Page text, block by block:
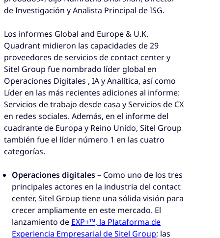
de Investigación y Analista Principal de ISG.
Los informes Global and Europe & U.K.
Quadrant midieron las capacidades de 29
proveedores de servicios de contact center y
Sitel Group fue nombrado líder global en
Operaciones Digitales , IA y Analítica, así como
Líder en las más recientes adiciones al informe:
Servicios de trabajo desde casa y Servicios de CX
en redes sociales. Además, en el informe del
cuadrante de Europa y Reino Unido, Sitel Group
también fue el líder número 1 en las cuatro
categorías.
Operaciones digitales– Como uno de los tres
principales actores en la industria del contact
center, Sitel Group tiene una sólida visión para
crecer ampliamente en este mercado. El
lanzamiento de EXP+™, la Plataforma de
Experiencia Empresarial de Sitel Group; las